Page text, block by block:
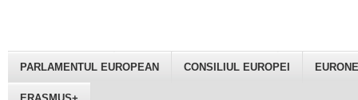
PARLAMENTUL EUROPEAN CONSILIUL EUROPEI